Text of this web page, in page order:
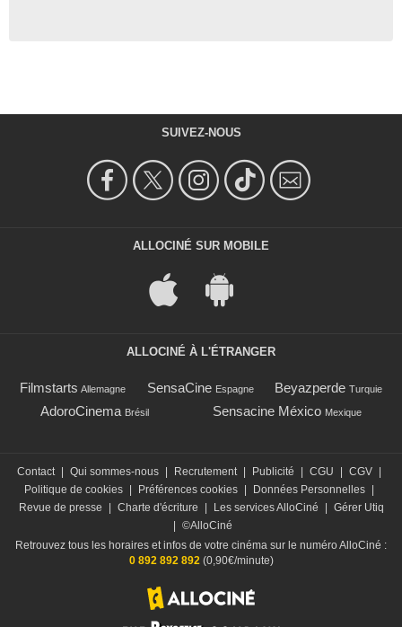
SUIVEZ-NOUS
ALLOCINÉ SUR MOBILE
ALLOCINÉ À L'ÉTRANGER
Filmstarts Allemagne SensaCine Espagne Beyazperde Turquie
AdoroCinema Brésil Sensacine México Mexique
Contact Qui sommes-nous Recrutement Publicité CGU CGV
Politique de cookies
Préférences cookies Données Personnelles
Revue de presse
Charte d'écriture Les services AlloCiné
Gérer Utiq
©AlloCiné
Retrouvez tous les horaires et infos de votre cinéma sur le numéro AlloCiné :
0 892 892 892(0,90€/minute)